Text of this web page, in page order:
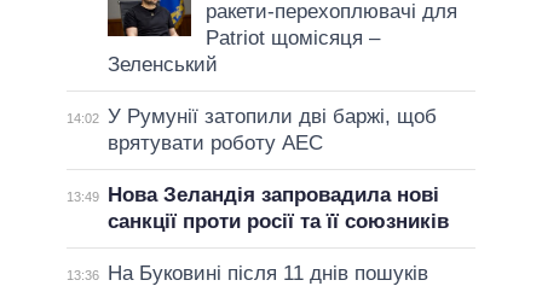
ракети-перехоплювачі для
Patriot щомісяця –
Зеленський
14:02 У Румунії затопили дві баржі, щоб
врятувати роботу АЕС
13:49
Нова Зеландія запровадила нові
санкції проти росії та її союзників
13:36
На Буковині після 11 днів пошуків